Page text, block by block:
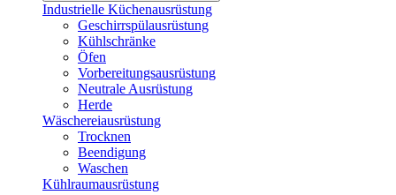
Industrielle Küchenausrüstung
Geschirrspülausrüstung
Kühlschränke
Öfen
Vorbereitungsausrüstung
Neutrale Ausrüstung
Herde
Wäschereiausrüstung
Trocknen
Beendigung
Waschen
Kühlraumausrüstung